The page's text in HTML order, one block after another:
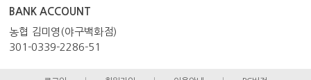
BANK ACCOUNT
농협 김미영(야구백화점)
301-0339-2286-51